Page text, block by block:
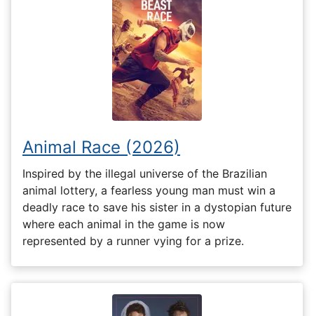
Animal Race (2026)
Inspired by the illegal universe of the Brazilian
animal lottery, a fearless young man must win a
deadly race to save his sister in a dystopian future
where each animal in the game is now
represented by a runner vying for a prize.